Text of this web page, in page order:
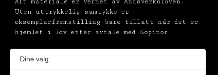
Alt materiale er vernet av Åndsverksloven.
Uten uttrykkelig samtykke er
eksemplarfremstilling bare tillatt når det er
hjemlet i lov etter avtale med Kopinor
Dine valg: